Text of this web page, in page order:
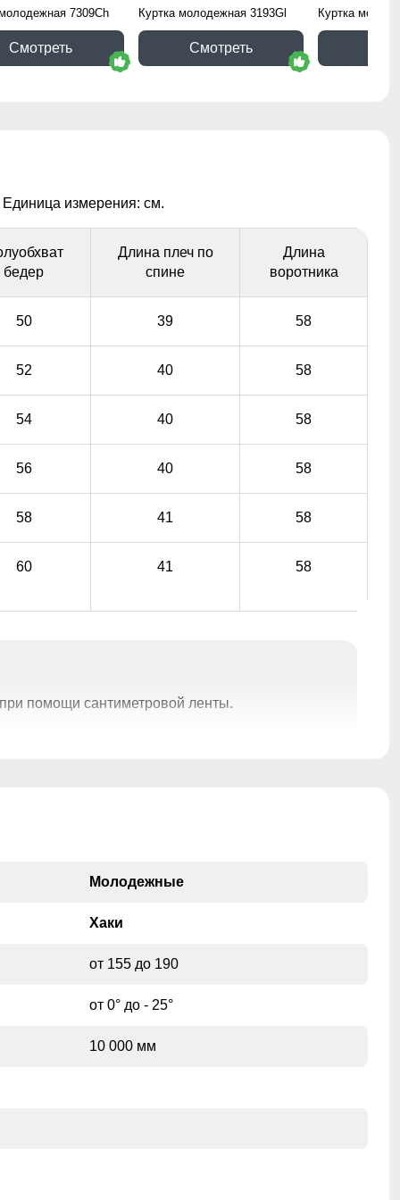
7309Ch
Смотреть
Куртка молодежная 3193Gl
Смотреть
Куртка
Единица измерения: см.
бедер
Длина плеч по
спине
Длина
воротника
50 39 58
52 40 58
54 40 58
56 40 58
58 41 58
60 41 58
помощи сантиметровой ленты.
Молодежные
Хаки
от 155 до 190
от 0° до - 25°
10 000 мм